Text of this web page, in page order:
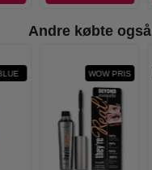
Andre købte også
WOW PRIS